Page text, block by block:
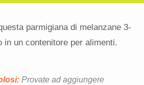
parmigiana di melanzane 3-
in un contenitore per alimenti.
Provate ad aggiungere